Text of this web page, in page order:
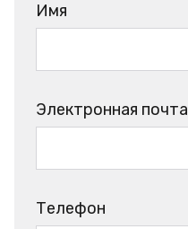
Имя
Электронная почта
Телефон